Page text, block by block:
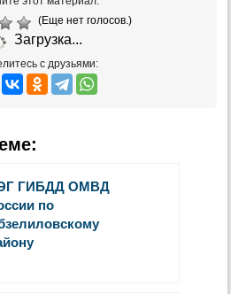
(Еще нет голосов.)
Загрузка...
с друзьями:
ГИБДД ОМВД
по